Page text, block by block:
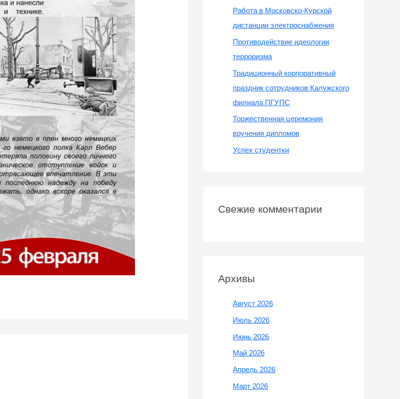
Работа в Московско-Курской
дистанции электроснабжения
Противодействие идеологии
терроризма
Традиционный корпоративный
праздник сотрудников Калужского
филиала ПГУПС
Торжественная церемония
вручения дипломов
Успех студентки
Свежие комментарии
Архивы
Август 2026
Июль 2026
Июнь 2026
Май 2026
Апрель 2026
Март 2026